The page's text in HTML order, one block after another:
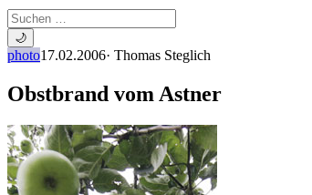
🌙
photo17.02.2006· Thomas Steglich
Obstbrand vom Astner